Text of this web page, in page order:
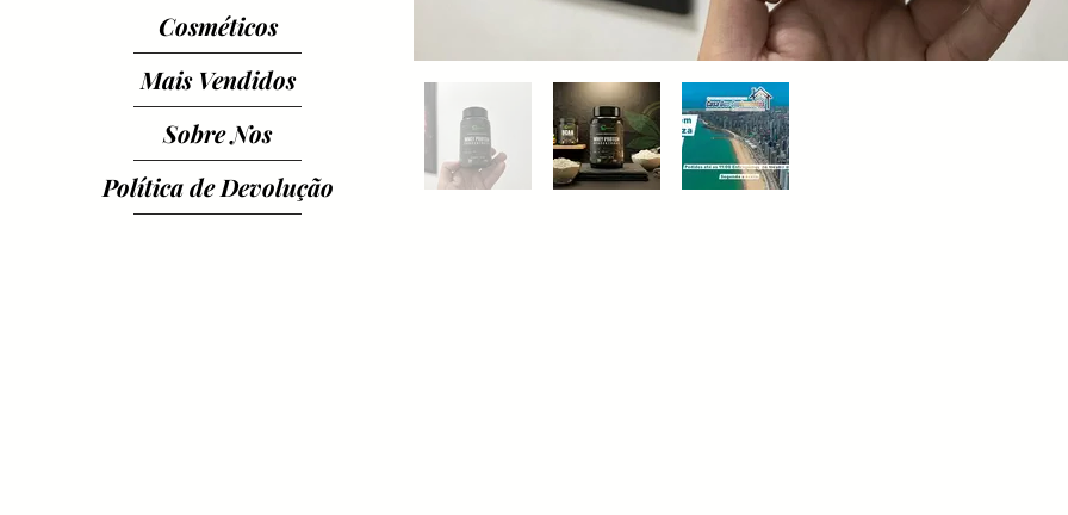
Cosméticos
Mais Vendidos
Sobre Nos
Política de Devolução